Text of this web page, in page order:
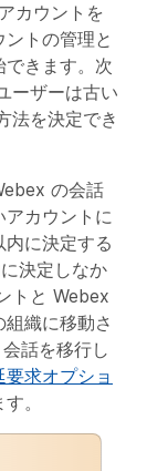
カウントを
トの管理と
できます。次
ーザーは古い
法を決定でき
の会話
アカウントに
に決定する
決定しなか
トと Webex
織に移動さ
話を移行し
要求オプショ
。